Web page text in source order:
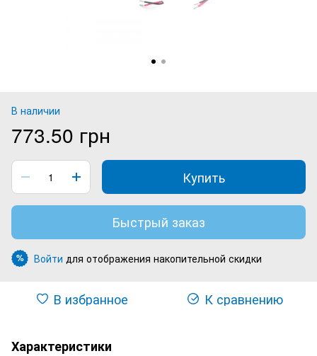
В наличии
773.50 грн
Купить
Быстрый заказ
% Войти для отображения накопительной скидки
В избранное К сравнению
Характеристики